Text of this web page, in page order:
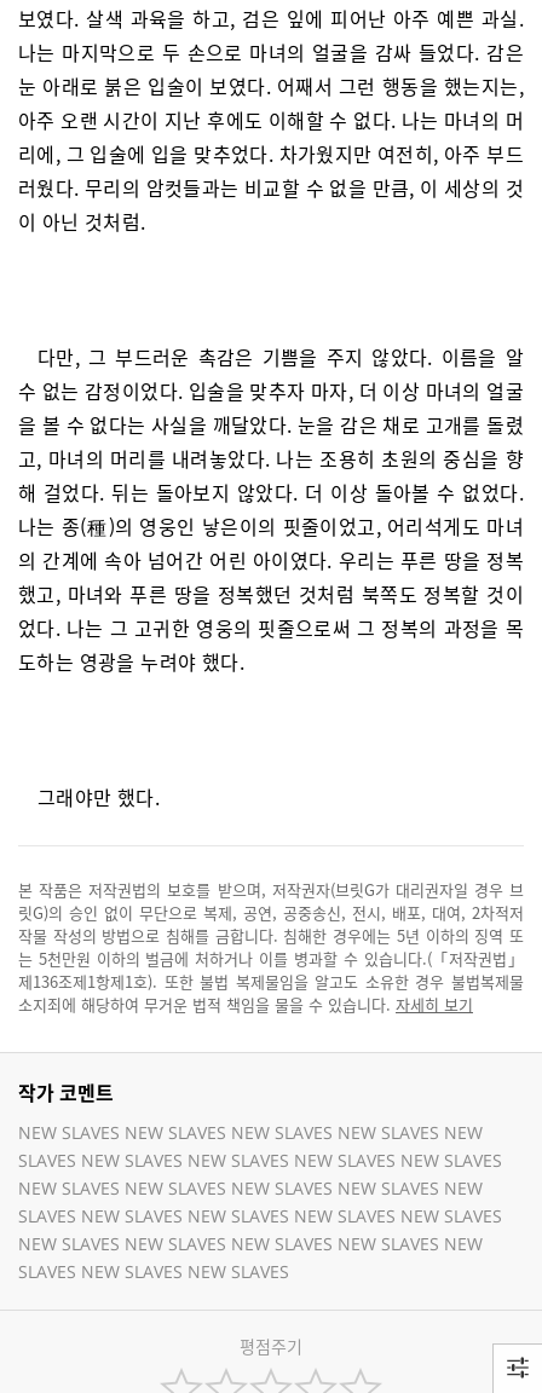
보였다. 살색 과육을 하고, 검은 잎에 피어난 아주 예쁜 과실.
나는 마지막으로 두 손으로 마녀의 얼굴을 감싸 들었다. 감은
눈 아래로 붉은 입술이 보였다. 어째서 그런 행동을 했는지는,
아주 오랜 시간이 지난 후에도 이해할 수 없다. 나는 마녀의 머
리에, 그 입술에 입을 맞추었다. 차가웠지만 여전히, 아주 부드
러웠다. 무리의 암컷들과는 비교할 수 없을 만큼, 이 세상의 것
이 아닌 것처럼.
다만, 그 부드러운 촉감은 기쁨을 주지 않았다. 이름을 알
수 없는 감정이었다. 입술을 맞추자 마자, 더 이상 마녀의 얼굴
을 볼 수 없다는 사실을 깨달았다. 눈을 감은 채로 고개를 돌렸
고, 마녀의 머리를 내려놓았다. 나는 조용히 초원의 중심을 향
해 걸었다. 뒤는 돌아보지 않았다. 더 이상 돌아볼 수 없었다.
나는 종(種)의 영웅인 낳은이의 핏줄이었고, 어리석게도 마녀
의 간계에 속아 넘어간 어린 아이였다. 우리는 푸른 땅을 정복
했고, 마녀와 푸른 땅을 정복했던 것처럼 북쪽도 정복할 것이
었다. 나는 그 고귀한 영웅의 핏줄으로써 그 정복의 과정을 목
도하는 영광을 누려야 했다.
그래야만 했다.
본 작품은 저작권법의 보호를 받으며, 저작권자(브릿G가 대리권자일 경우 브
릿G)의 승인 없이 무단으로 복제, 공연, 공중송신, 전시, 배포, 대여, 2차적저
작물 작성의 방법으로 침해를 금합니다. 침해한 경우에는 5년 이하의 징역 또
는 5천만원 이하의 벌금에 처하거나 이를 병과할 수 있습니다.(「저작권법」
제136조제1항제1호). 또한 불법 복제물임을 알고도 소유한 경우 불법복제물
소지죄에 해당하여 무거운 법적 책임을 물을 수 있습니다. 자세히 보기
작가 코멘트
NEW SLAVES NEW SLAVES NEW SLAVES NEW SLAVES NEW
SLAVES NEW SLAVES NEW SLAVES NEW SLAVES NEW SLAVES
NEW SLAVES NEW SLAVES NEW SLAVES NEW SLAVES NEW
SLAVES NEW SLAVES NEW SLAVES NEW SLAVES NEW SLAVES
NEW SLAVES NEW SLAVES NEW SLAVES NEW SLAVES NEW
SLAVES NEW SLAVES NEW SLAVES
평점주기